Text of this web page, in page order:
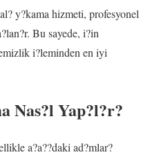
y?kama hizmeti, profesyonel
Bu sayede, i?in
i?leminden en iyi
Nas?l Yap?l?r?
a?a??daki ad?mlar?